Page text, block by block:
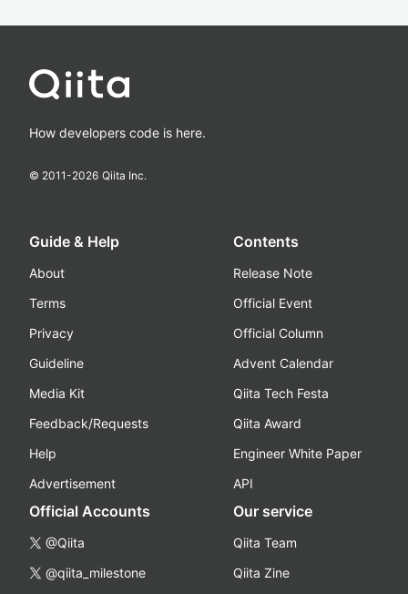
How developers code is here.
© 2011-2026 Qiita Inc.
Guide & Help
About
Terms
Privacy
Guideline
Media Kit
Feedback/Requests
Help
Advertisement
Contents
Release Note
Official Event
Official Column
Advent Calendar
Qiita Tech Festa
Qiita Award
Engineer White Paper
API
Official Accounts
@Qiita
@qiita_milestone
Our service
Qiita Team
Qiita Zine